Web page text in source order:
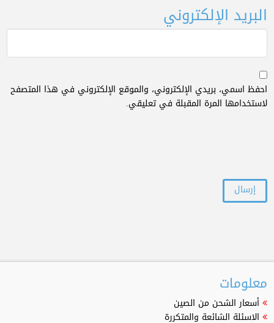
البريد الإلكتروني
احفظ اسمي، بريدي الإلكتروني، والموقع الإلكتروني في هذا المتصفح
لاستخدامها المرة المقبلة في تعليقي.
معلومات
أسعار الشحن من الصين
الاسئلة الشائعة والمتكررة